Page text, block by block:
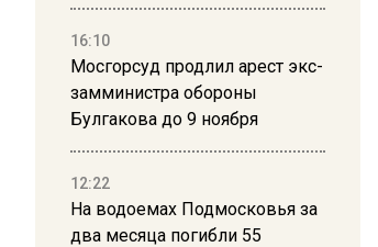
16:10
Мосгорсуд продлил арест экс-
замминистра обороны
Булгакова до 9 ноября
12:22
На водоемах Подмосковья за
два месяца погибли 55